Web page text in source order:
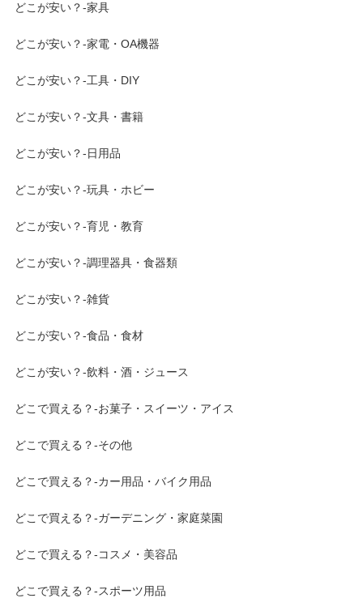
どこが安い？-家具
どこが安い？-家電・OA機器
どこが安い？-工具・DIY
どこが安い？-文具・書籍
どこが安い？-日用品
どこが安い？-玩具・ホビー
どこが安い？-育児・教育
どこが安い？-調理器具・食器類
どこが安い？-雑貨
どこが安い？-食品・食材
どこが安い？-飲料・酒・ジュース
どこで買える？-お菓子・スイーツ・アイス
どこで買える？-その他
どこで買える？-カー用品・バイク用品
どこで買える？-ガーデニング・家庭菜園
どこで買える？-コスメ・美容品
どこで買える？-スポーツ用品